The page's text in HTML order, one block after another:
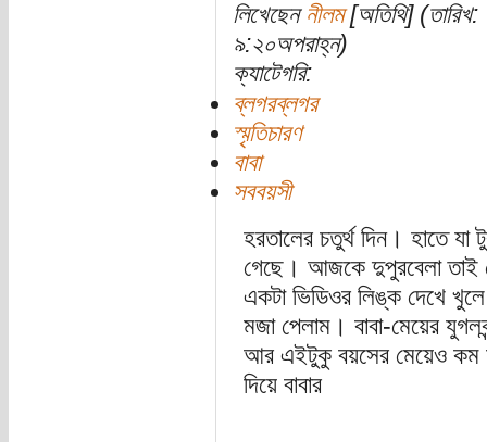
লিখেছেন নীলম[অতিথি]
৯:২০অপরাহ্ন)
ক্যাটেগরি:
ব্লগরব্লগর
স্মৃতিচারণ
বাবা
সববয়সী
হরতালের চতুর্থ দিন। হাতে
গেছে। আজকে দুপুরবেলা তাই
একটা ভিডিওর লিঙ্ক দেখে
মজা পেলাম। বাবা-মেয়ের
আর এইটুকু বয়সের মেয়েও কম
দিয়ে বাবার